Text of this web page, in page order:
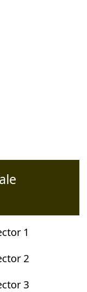
1
2
3